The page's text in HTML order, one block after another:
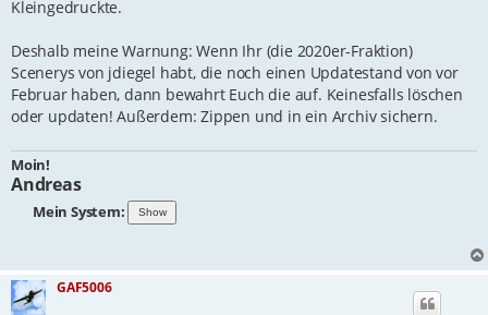
Kleingedruckte.
Deshalb meine Warnung: Wenn Ihr (die 2020er-Fraktion)
Scenerys von jdiegel habt, die noch einen Updatestand von vor
Februar haben, dann bewahrt Euch die auf. Keinesfalls löschen
oder updaten! Außerdem: Zippen und in ein Archiv sichern.
Moin!
Andreas
Mein System:
GAF5006